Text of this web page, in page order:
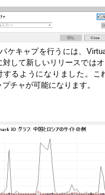
ケキャプを行うには、
して新しいリリースでは
るようになりました。こ
チャが可能になります。